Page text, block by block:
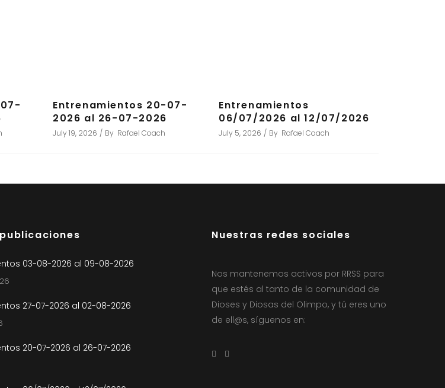
Entrenamientos 20-07-
2026 al 26-07-2026
July 19, 2026 By Rafael Coach
Entrenamientos
06/07/2026 al 12/07/2026
July 5, 2026 By Rafael Coach
03-08-2026 al 09-08-2026
27-07-2026 al 02-08-2026
20-07-2026 al 26-07-2026
Nuestras redes sociales
Nos mantenemos activos por RRSS para
que estés al tanto de la comunidad de
Dioses y Diosas del Olimpo, y tú eres uno
de ell@s, síguenos en: